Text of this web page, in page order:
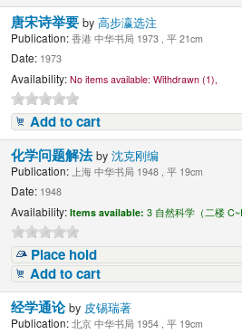
唐宋诗举要by高步瀛选注
Publication: 香港 中华书局 1973 , 平 21cm
Date: 1973
Availability: No items available: Withdrawn (1),
Add to cart
化学问题解法by沈克刚编
Publication: 上海 中华书局 1948 , 平 19cm
Date: 1948
Availability: Items available: 3 自然科学（二楼
Place hold
Add to cart
经学通论by 皮锡瑞著
Publication: 北京 中华书局 1954 , 平 19cm